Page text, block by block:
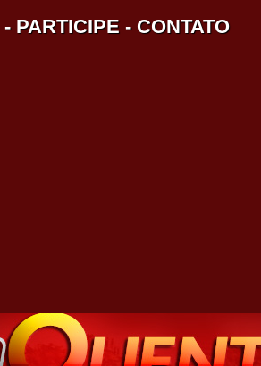
- PARTICIPE - CONTATO